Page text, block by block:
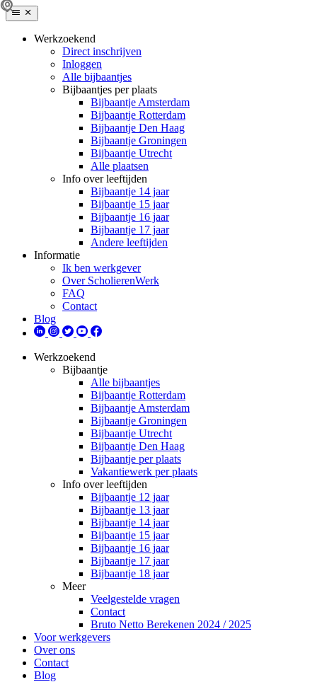
Werkzoekend
Direct inschrijven
Inloggen
Alle bijbaantjes
Bijbaantjes per plaats
Bijbaantje Amsterdam
Bijbaantje Rotterdam
Bijbaantje Den Haag
Bijbaantje Groningen
Bijbaantje Utrecht
Alle plaatsen
Info over leeftijden
Bijbaantje 14 jaar
Bijbaantje 15 jaar
Bijbaantje 16 jaar
Bijbaantje 17 jaar
Andere leeftijden
Informatie
Ik ben werkgever
Over ScholierenWerk
FAQ
Contact
Blog
Werkzoekend
Bijbaantje
Alle bijbaantjes
Bijbaantje Rotterdam
Bijbaantje Amsterdam
Bijbaantje Groningen
Bijbaantje Utrecht
Bijbaantje Den Haag
Bijbaantje per plaats
Vakantiewerk per plaats
Info over leeftijden
Bijbaantje 12 jaar
Bijbaantje 13 jaar
Bijbaantje 14 jaar
Bijbaantje 15 jaar
Bijbaantje 16 jaar
Bijbaantje 17 jaar
Bijbaantje 18 jaar
Meer
Veelgestelde vragen
Contact
Bruto Netto Berekenen 2024 / 2025
Voor werkgevers
Over ons
Contact
Blog